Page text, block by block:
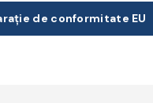
de conformitate EU